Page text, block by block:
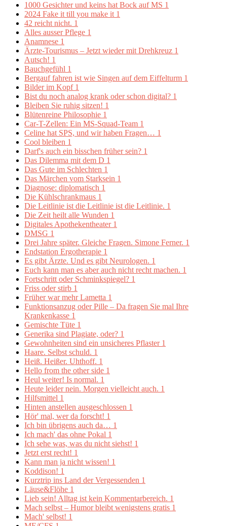
1000 Gesichter und keins hat Bock auf MS 1
2024 Fake it till you make it 1
42 reicht nicht. 1
Alles ausser Pflege 1
Anamnese 1
Ärzte-Tourismus – Jetzt wieder mit Drehkreuz 1
Autsch! 1
Bauchgefühl 1
Bergauf fahren ist wie Singen auf dem Eiffelturm 1
Bilder im Kopf 1
Bist du noch analog krank oder schon digital? 1
Bleiben Sie ruhig sitzen! 1
Blütenreine Philosophie 1
Car-T-Zellen: Ein MS-Squad-Team 1
Celine hat SPS, und wir haben Fragen… 1
Cool bleiben 1
Darf's auch ein bisschen früher sein? 1
Das Dilemma mit dem D 1
Das Gute im Schlechten 1
Das Märchen vom Starksein 1
Diagnose: diplomatisch 1
Die Kühlschrankmaus 1
Die Leitlinie ist die Leitlinie ist die Leitlinie. 1
Die Zeit heilt alle Wunden 1
Digitales Apothekentheater 1
DMSG 1
Drei Jahre später. Gleiche Fragen. Simone Ferner. 1
Endstation Ergotherapie 1
Es gibt Ärzte. Und es gibt Neurologen. 1
Euch kann man es aber auch nicht recht machen. 1
Fortschritt oder Schminkspiegel? 1
Friss oder stirb 1
Früher war mehr Lametta 1
Funktionsanzug oder Pille – Da fragen Sie mal Ihre
Krankenkasse 1
Gemischte Tüte 1
Generika sind Plagiate, oder? 1
Gewohnheiten sind ein unsicheres Pflaster 1
Haare. Selbst schuld. 1
Heiß. Heißer. Uhthoff. 1
Hello from the other side 1
Heul weiter! Is normal. 1
Heute leider nein. Morgen vielleicht auch. 1
Hilfsmittel 1
Hinten anstellen ausgeschlossen 1
Hör' mal, wer da forscht! 1
Ich bin übrigens auch da… 1
Ich mach' das ohne Pokal 1
Ich sehe was, was du nicht siehst! 1
Jetzt erst recht! 1
Kann man ja nicht wissen! 1
Koddison! 1
Kurztrip ins Land der Vergessenden 1
Läuse&Flöhe 1
Lieb sein! Alltag ist kein Kommentarbereich. 1
Mach selbst – Humor bleibt wenigstens gratis 1
Mach' selbst! 1